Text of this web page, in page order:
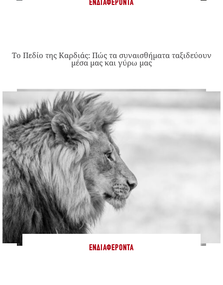
ΕΝΔΙΑΦΈΡΟΝΤΑ
Το Πεδίο της Καρδιάς: Πώς τα συναισθήματα ταξιδεύουν
μέσα μας και γύρω μας
ΕΝΔΙΑΦΈΡΟΝΤΑ